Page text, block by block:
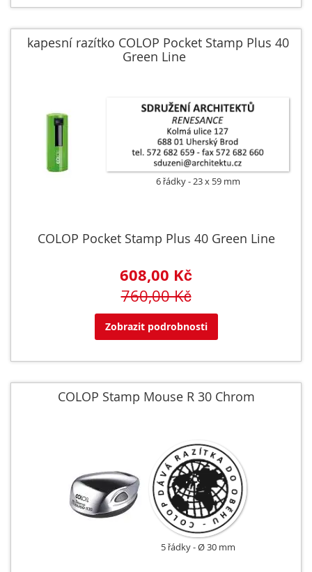
kapesní razítko COLOP Pocket Stamp Plus 40
Green Line
6 řádky 23 x 59 mm
COLOP Pocket Stamp Plus 40 Green Line
608,00 Kč
760,00 Kč
Zobrazit podrobnosti
COLOP Stamp Mouse R 30 Chrom
5 řádky Ø 30 mm